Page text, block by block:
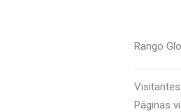
Rango
Páginas